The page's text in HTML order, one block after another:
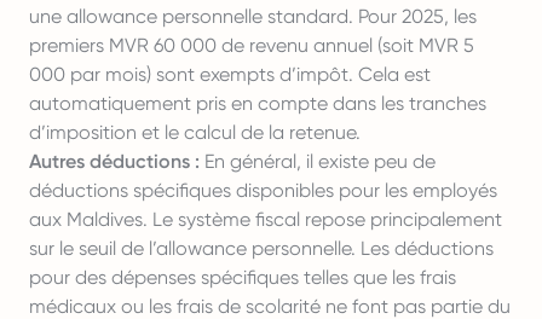
une allowance personnelle standard. Pour 2025, les
premiers MVR 60 000 de revenu annuel (soit MVR 5
000 par mois) sont exempts d’impôt. Cela est
automatiquement pris en compte dans les tranches
d’imposition et le calcul de la retenue.
Autres déductions : En général, il existe peu de
déductions spécifiques disponibles pour les employés
aux Maldives. Le système fiscal repose principalement
sur le seuil de l’allowance personnelle. Les déductions
pour des dépenses spécifiques telles que les frais
médicaux ou les frais de scolarité ne font pas partie du